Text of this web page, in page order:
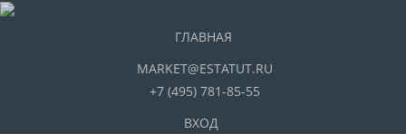
ГЛАВНАЯ
MARKET@ESTATUT.RU
+7 (495) 781-85-55
ВХОД